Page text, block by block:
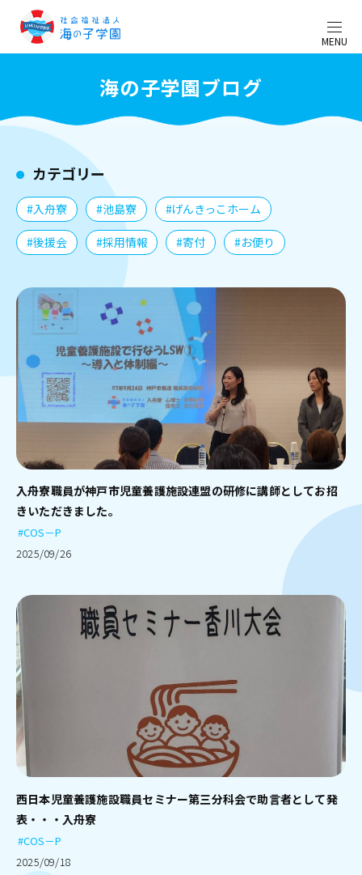
MENU
海の子学園ブログ
カテゴリー
#入舟寮 #池島寮 #げんきっこホーム
#後援会 #採用情報 #寄付 #お便り
入舟寮職員が神戸市児童養護施設連盟の研修に講師としてお招
きいただきました。
#COS－P
2025/09/26
西日本児童養護施設職員セミナー第三分科会で助言者として発
表・・・入舟寮
#COS－P
2025/09/18